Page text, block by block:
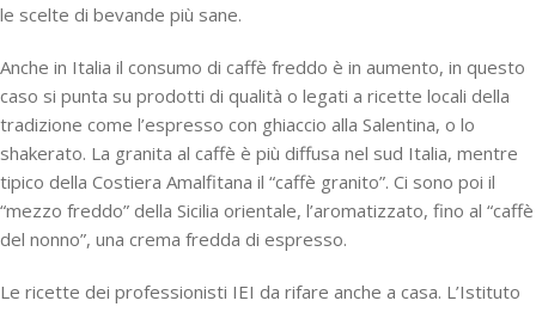
le scelte di bevande più sane.
Anche in Italia il consumo di caffè freddo è in aumento, in questo
caso si punta su prodotti di qualità o legati a ricette locali della
tradizione come l’espresso con ghiaccio alla Salentina, o lo
shakerato. La granita al caffè è più diffusa nel sud Italia, mentre
tipico della Costiera Amalfitana il “caffè granito”. Ci sono poi il
“mezzo freddo” della Sicilia orientale, l’aromatizzato, fino al “caffè
del nonno”, una crema fredda di espresso.
Le ricette dei professionisti IEI da rifare anche a casa. L’Istituto